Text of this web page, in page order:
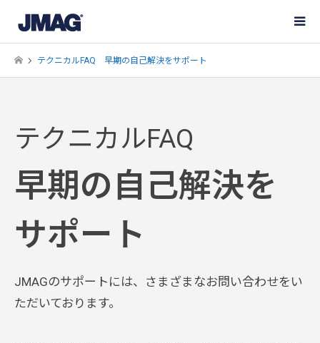
テクニカルFAQ 早期の自己解決をサポート
テクニカルFAQ
早期の自己解決を
サポート
JMAGのサポートには、さまざまなお問い合わせをい
ただいております。